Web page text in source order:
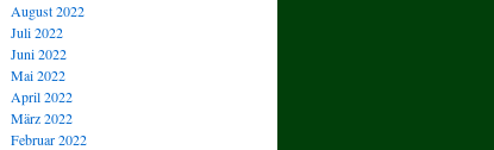
August 2022
Juli 2022
Juni 2022
Mai 2022
April 2022
März 2022
Februar 2022